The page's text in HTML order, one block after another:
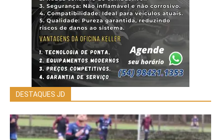
DESTAQUES JD